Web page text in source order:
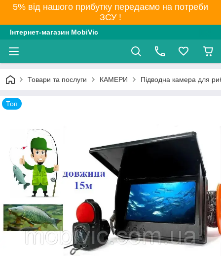
5% від нашого прибутку передаємо на потреби
ЗСУ !
Інтернет-магазин MobiVic
Товари та послуги КАМЕРИ Підводна камера для
Топ